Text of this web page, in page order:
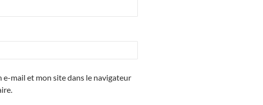
e-mail et mon site dans le navigateur